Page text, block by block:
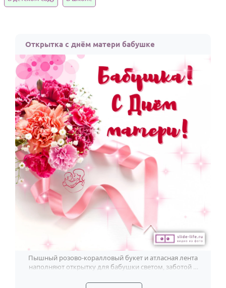
КОМУ
Женщине
Мужчине
Маме
Папе
Детям
Все родственники
ПЕРСОНАЛЬНЫЕ
Пожелания
По именам
Открытка с днём матери бабушке
Пышный розово-коралловый букет и атласная лента
наполняют открытку для бабушки светом, заботой и